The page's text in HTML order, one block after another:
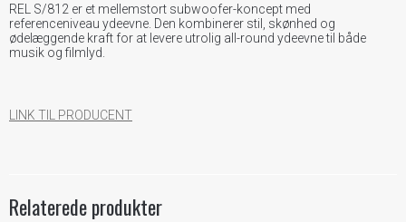
REL S/812 er et mellemstort subwoofer-koncept med
referenceniveau ydeevne. Den kombinerer stil, skønhed og
ødelæggende kraft for at levere utrolig all-round ydeevne til både
musik og filmlyd.
LINK TIL PRODUCENT
Relaterede produkter